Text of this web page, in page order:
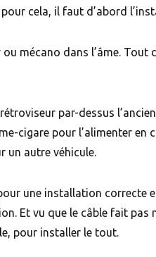
cela, il faut d’abord
ou mécano dans l’âme.
par-dessus
cigare pour l’alimenter
un autre véhicule.
une installation correcte
Et vu que le câble fait pas
pour installer le tout.